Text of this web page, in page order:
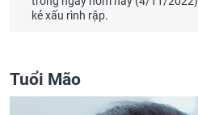
kẻ xấu rình rập.
Tuổi Mão